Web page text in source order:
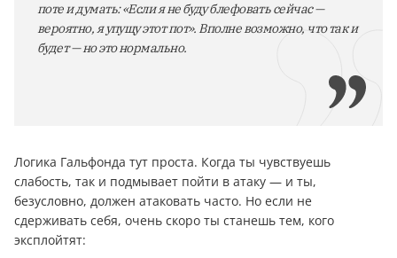
поте и думать: «Если я не буду блефовать сейчас —
вероятно, я упущу этот пот». Вполне возможно, что так и
будет — но это нормально.
Логика Гальфонда тут проста. Когда ты чувствуешь
слабость, так и подмывает пойти в атаку — и ты,
безусловно, должен атаковать часто. Но если не
сдерживать себя, очень скоро ты станешь тем, кого
эксплойтят: